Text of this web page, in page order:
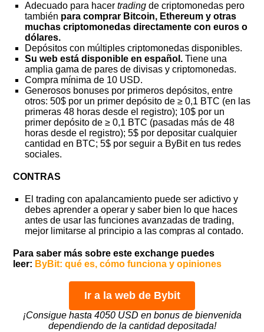
Adecuado para hacertrading de criptomonedas pero
también para comprar Bitcoin, Ethereum y otras
muchas criptomonedas directamente con euros o
dólares.
Depósitos con múltiples criptomonedas disponibles.
Su web está disponible en español.Tiene una
amplia gama de pares de divisas y criptomonedas.
Compra mínima de 10 USD.
Generosos bonuses por primeros depósitos, entre
otros: 50$ por un primer depósito de ≥ 0,1 BTC (en las
primeras 48 horas desde el registro); 10$ por un
primer depósito de ≥ 0,1 BTC (pasadas más de 48
horas desde el registro); 5$ por depositar cualquier
cantidad en BTC; 5$ por seguir a ByBit en tus redes
sociales.
CONTRAS
El trading con apalancamiento puede ser adictivo y
debes aprender a operar y saber bien lo que haces
antes de usar las funciones avanzadas de trading,
mejor limitarse al principio a las compras al contado.
Para saber más sobre este exchange puedes
leer: ByBit: qué es, cómo funciona y opiniones
Ir a la web de Bybit
¡Consigue hasta 4050 USD en bonus de bienvenida
dependiendo de la cantidad depositada!